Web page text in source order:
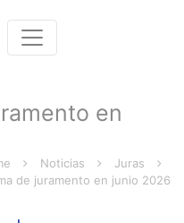
en
Noticias
Juras
de juramento en junio 2026